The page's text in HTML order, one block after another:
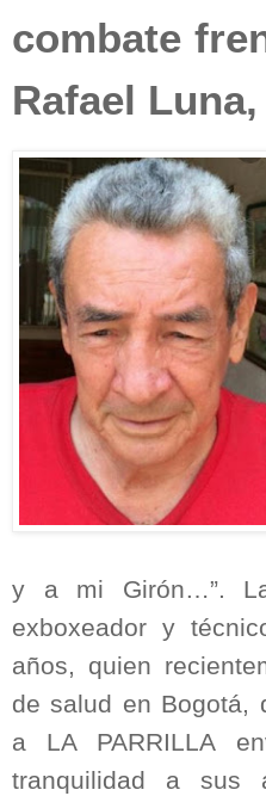
combate
Rafael
y a mi Girón…”.
exboxeador y
años, quien
de salud en Bogotá,
a LA PARRILLA
tranquilidad a sus